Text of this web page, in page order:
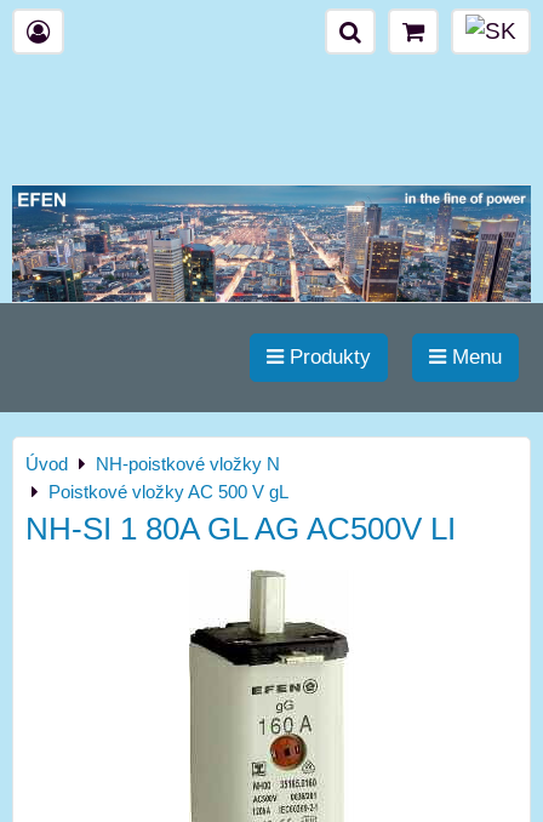
Produkty Menu
Úvod
NH-poistkové vložky N
Poistkové vložky AC 500 V gL
NH-SI 1 80A GL AG AC500V LI